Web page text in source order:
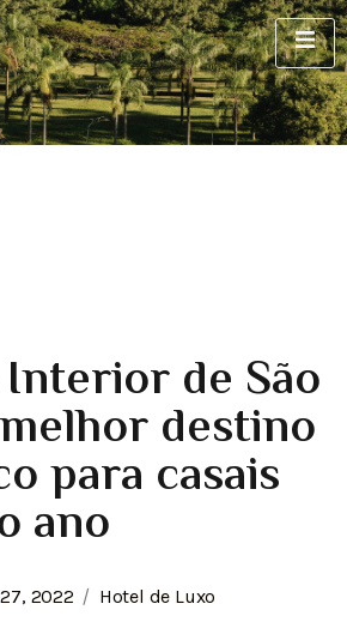
de São
destino
para casais
ano
2022 / Hotel de Luxo